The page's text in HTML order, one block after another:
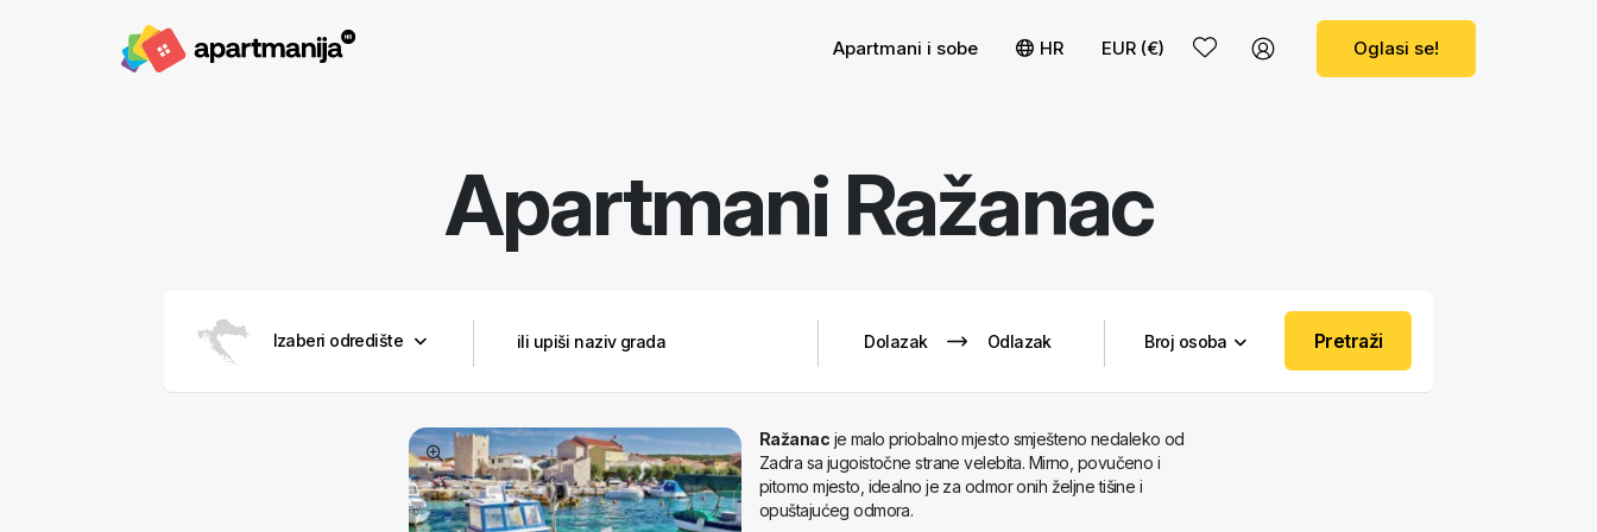
Apartmani i sobe HR EUR (€) Oglasi se!
Apartmani Ražanac
Izaberi odredište Broj osoba Pretraži
Ražanac je malo priobalno mjesto smješteno nedaleko od
Zadra sa jugoistočne strane velebita. Mirno, povučeno i
pitomo mjesto, idealno je za odmor onih željne tišine i
opuštajućeg odmora.
Ukloni filtere